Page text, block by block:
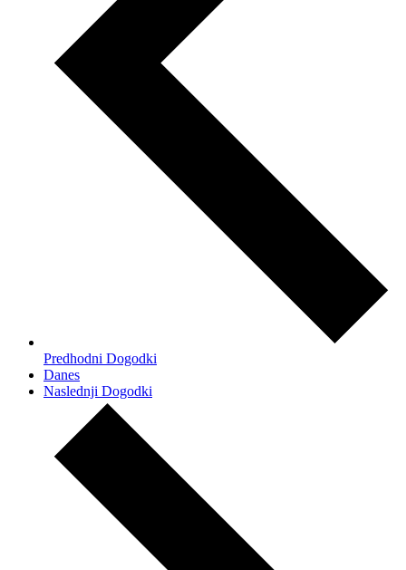
Predhodni Dogodki
Danes
Naslednji Dogodki